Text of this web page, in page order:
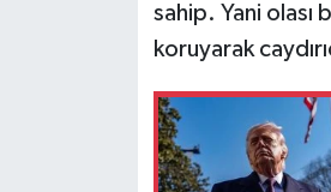
sahip. Yani olası
koruyarak